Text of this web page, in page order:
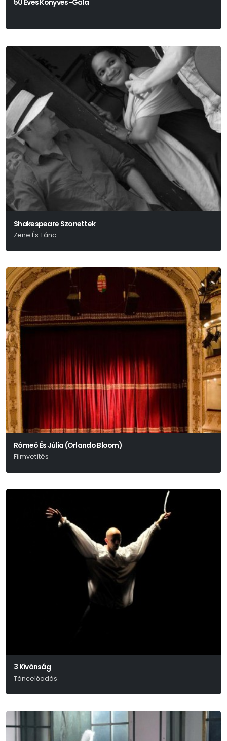
Shakespeare Szonettek
Zene És Tánc
Rómeó És Júlia (Orlando Bloom)
Filmvetítés
3 Kívánság
Táncelőadás